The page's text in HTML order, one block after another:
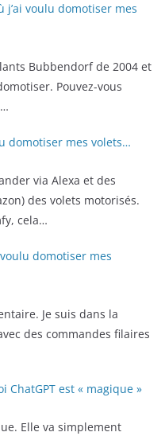
j’ai voulu domotiser mes
Bubbendorf de 2004 et
Pouvez-vous
domotiser mes volets…
via Alexa et des
des volets motorisés.
cela…
domotiser mes
Je suis dans la
des commandes filaires
ChatGPT est « magique »
Elle va simplement